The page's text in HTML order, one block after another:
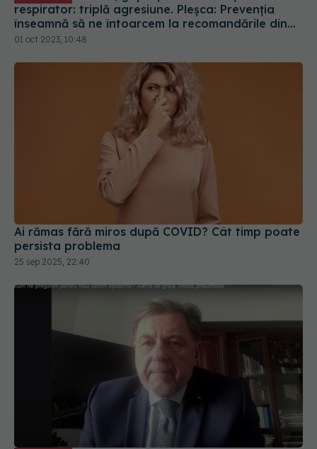
Ai rămas fără miros după COVID? Cât timp poate
persista problema
Rafila: Va fi la dispoziția pacienților care vor avea
28 sep 2023, 12:31